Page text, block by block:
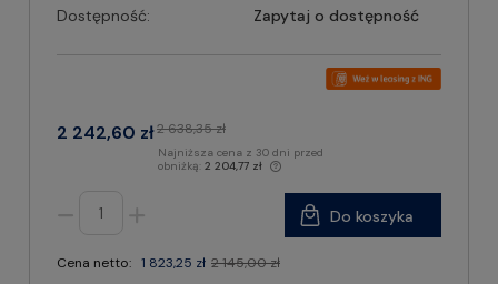
Dostępność:
Zapytaj o dostępność
2 242,60 zł2 638,35 zł
Najniższa cena z 30 dni przed
obniżką: 2 204,77 zł
Cena netto: 1 823,25 zł 2 145,00 zł
Do koszyka